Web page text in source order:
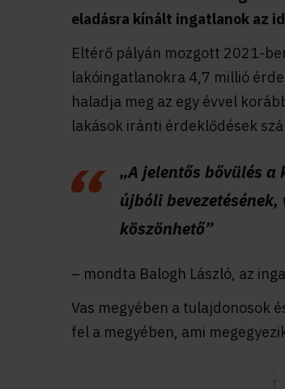
eladásra kínált ingatlanok az
Eltérő pályán mozgott 2021-
lakóingatlanokra 4,7 millió
haladja meg az egy évvel
lakások iránti érdeklődések
„A jelentős bővülés
újbóli
köszönhető”
– mondta Balogh László, az
Vas megyében a tulajdonosok
fel a megyében, ami